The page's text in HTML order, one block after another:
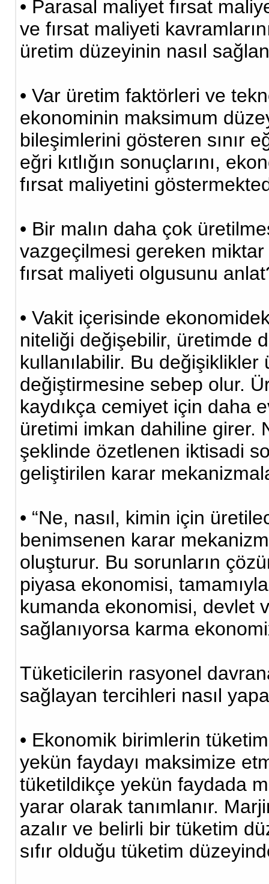
• Parasal maliyet fırsat
ve fırsat maliyeti
üretim düzeyinin nasıl
• Var üretim faktörleri ve
ekonominin maksimum
bileşimlerini gösteren sınır
eğri kıtlığın sonuçlarını,
fırsat maliyetini
• Bir malın daha çok
vazgeçilmesi gereken
fırsat maliyeti olgusunu
• Vakit içerisinde
niteliği değişebilir, üretimde
kullanılabilir. Bu
değiştirmesine sebep olur.
kaydıkça cemiyet için daha
üretimi imkan dahiline girer.
şeklinde özetlenen iktisadi
geliştirilen karar
• “Ne, nasıl, kimin için
benimsenen karar
oluşturur. Bu sorunların
piyasa ekonomisi,
kumanda ekonomisi, devlet
sağlanıyorsa karma
Tüketicilerin rasyonel
sağlayan tercihleri nasıl
• Ekonomik birimlerin
yekün faydayı maksimize
tüketildikçe yekün faydada
yarar olarak tanımlanır.
azalır ve belirli bir tüketim
sıfır olduğu tüketim